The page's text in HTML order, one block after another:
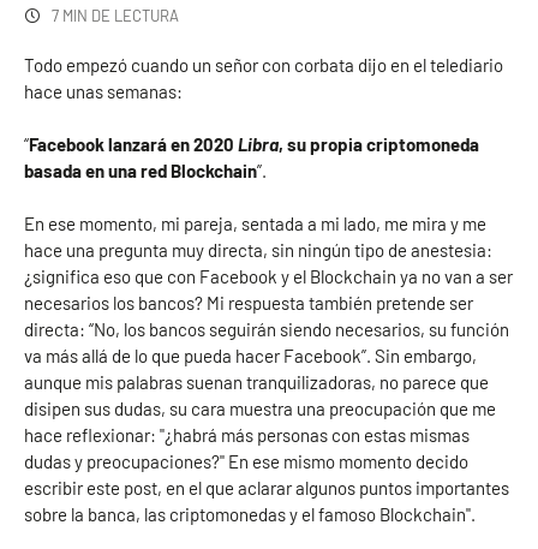
7 MIN DE LECTURA
Todo empezó cuando un señor con corbata dijo en el telediario
hace unas semanas:
“Facebook lanzará en 2020 Libra, su propia criptomoneda
basada en una red Blockchain”.
En ese momento, mi pareja, sentada a mi lado, me mira y me
hace una pregunta muy directa, sin ningún tipo de anestesia:
¿significa eso que con Facebook y el Blockchain ya no van a ser
necesarios los bancos? Mi respuesta también pretende ser
directa: “No, los bancos seguirán siendo necesarios, su función
va más allá de lo que pueda hacer Facebook”. Sin embargo,
aunque mis palabras suenan tranquilizadoras, no parece que
disipen sus dudas, su cara muestra una preocupación que me
hace reflexionar: "¿habrá más personas con estas mismas
dudas y preocupaciones?" En ese mismo momento decido
escribir este post, en el que aclarar algunos puntos importantes
sobre la banca, las criptomonedas y el famoso Blockchain".